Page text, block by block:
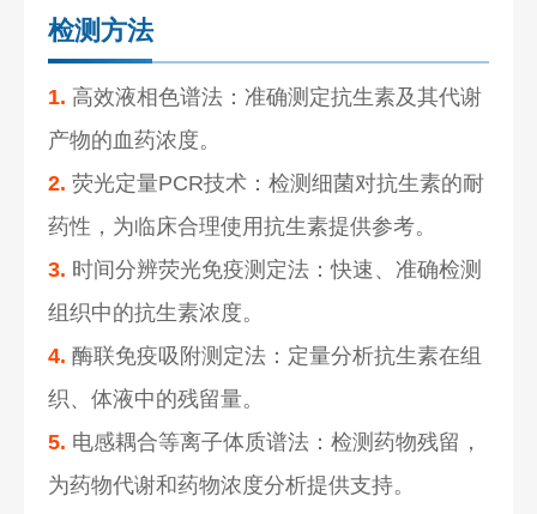
检测方法
1. 高效液相色谱法：准确测定抗生素及其代谢
产物的血药浓度。
2. 荧光定量PCR技术：检测细菌对抗生素的耐
药性，为临床合理使用抗生素提供参考。
3. 时间分辨荧光免疫测定法：快速、准确检测
组织中的抗生素浓度。
4. 酶联免疫吸附测定法：定量分析抗生素在组
织、体液中的残留量。
5. 电感耦合等离子体质谱法：检测药物残留，
为药物代谢和药物浓度分析提供支持。